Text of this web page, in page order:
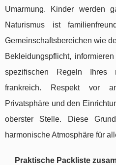
Umarmung. Kinder werden
Naturismus ist
Gemeinschaftsbereichen wie
Bekleidungspflicht,
spezifischen Regeln Ihres
frankreich. Respekt vor
Privatsphäre und den
oberster Stelle. Diese
harmonische Atmosphäre für
Praktische Packliste